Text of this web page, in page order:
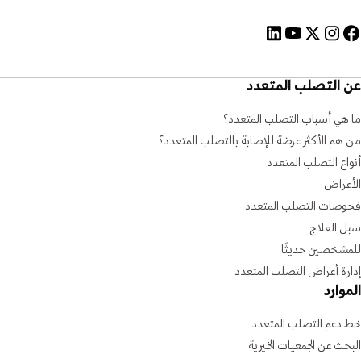
عن التصلب المتعدد
ما هي أسباب التصلب المتعدد؟
من هم الأكثر عرضة للإصابة بالتصلب المتعدد؟
أنواع التصلب المتعدد
الأعراض
فحوصات التصلب المتعدد
سبل العلاج
للمشخصين حديثًا
إدارة أعراض التصلب المتعدد
الموارد
خط دعم التصلب المتعدد
البحث عن الجمعيات الخيرية